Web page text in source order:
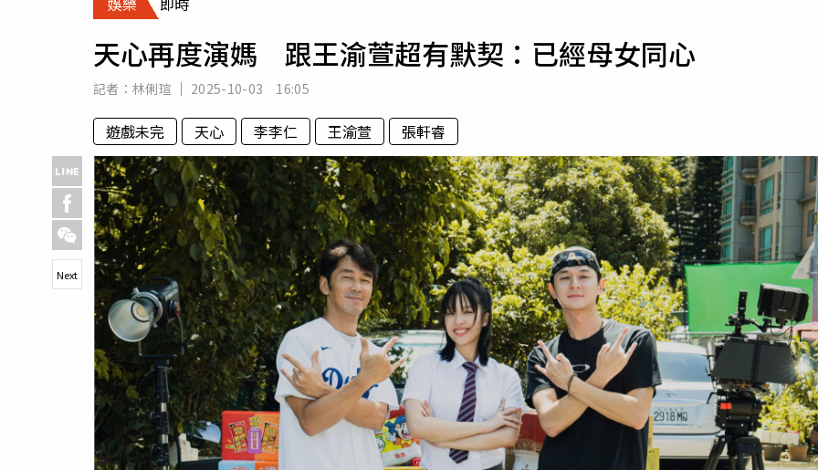
專欄
房產新勢力
運勢
天心再度演媽 跟王渝萱超有默契：已經母女同心
記者： 林俐瑄 2025-10-03 16:05
遊戲未完 天心 李李仁 王渝萱 張軒睿
Next